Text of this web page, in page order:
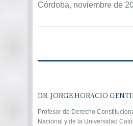
Córdoba, noviembre de
DR. JORGE HORACIO
Profesor de Derecho
Nacional y de la Universidad